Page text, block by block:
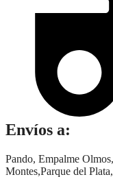
Envíos a:
Pando, Empalme
Montes,Parque del